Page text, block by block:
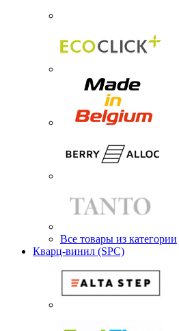
Все товары из категории
Кварц-винил (SPC)